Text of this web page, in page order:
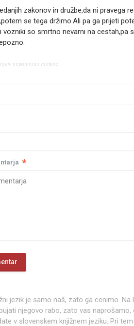
zakonov in družbe,da ni pravega
se tega držimo.Ali pa ga prijeti
vozniki so smrtno nevarni na cestah,pa
neprimerno vsebino
*
jezik je samo naš, zato ga cenimo. Na
njegovo rabo, zato vas naprošamo,
v slovenskem knjižnem jeziku. Pri